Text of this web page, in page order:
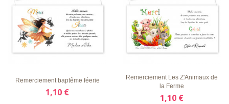
LISTE
APERÇU
DÉTAILS
Remerciement baptême féerie
1,10 €
LISTE
APERÇU
DÉTAILS
Remerciement Les Z'Animaux de
la Ferme
1,10 €